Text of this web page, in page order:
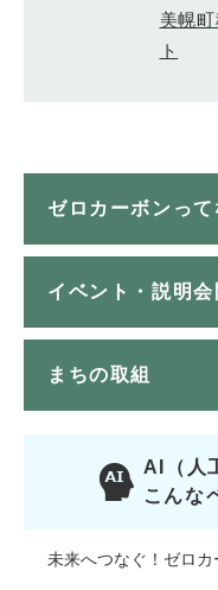
美幌
ト
ゼロカーボンって
イベント・説明会
まちの取組
AI（人
こんな
未来へつなぐ！ゼロカ